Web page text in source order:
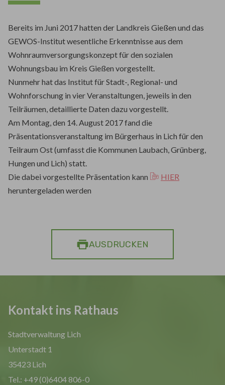
Bereits im Juni 2017 hatten der Landkreis Gießen und das
GEWOS-Institut wesentliche Erkenntnisse aus dem
Wohnraumversorgungskonzept für den sozialen
Wohnungsbau im Kreis Gießen vorgestellt.
Nunmehr hat das Institut für Stadt-, Regional- und
Wohnforschung in vier Veranstaltungen, jeweils in den
Teilräumen, detaillierte Daten dazu vorgestellt.
Am Montag, den 14. August 2017 fand die
Präsentationsveranstaltung im Bürgerhaus in Lich für den
Teilraum Ost (umfasst die Kommunen Laubach, Grünberg,
Hungen und Lich) statt.
Die dabei vorgestellte Präsentation kann
HIER
heruntergeladen werden
AUSDRUCKEN
Kontakt ins Rathaus
Stadtverwaltung Lich
Unterstadt 1
35423 Lich
Tel.: +49 (0)6404 806-0